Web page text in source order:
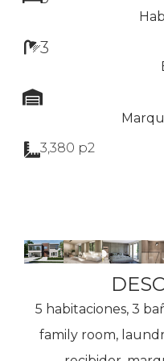
3
3,380 p2
5 habitaciones, 3
family room,